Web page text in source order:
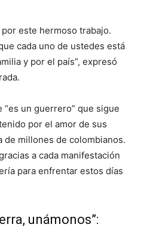
este hermoso trabajo.
cada uno de ustedes está
y por el país”, expresó
un guerrero” que sigue
por el amor de sus
de millones de colombianos.
a cada manifestación
para enfrentar estos días
unámonos”: